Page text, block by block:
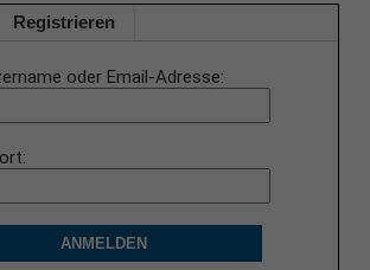
Registrieren
oder Email-Adresse
ANMELDEN